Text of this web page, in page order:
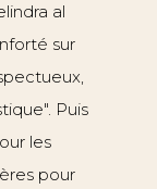
al
sur
Puis
les
pour